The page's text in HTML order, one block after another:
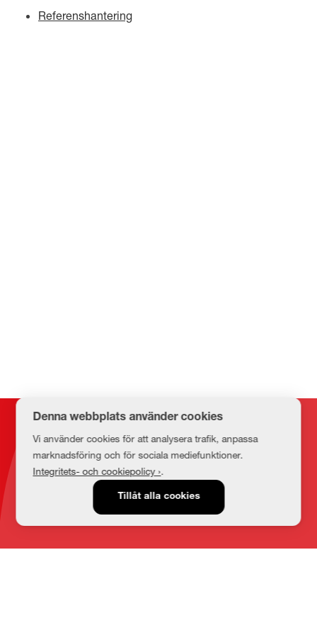
Referenshantering
Kontakt
Denna webbplats använder cookies
Vi använder cookies för att analysera trafik, anpassa
marknadsföring och för sociala mediefunktioner.
Integritets- och cookiepolicy ›.
Tillåt alla cookies